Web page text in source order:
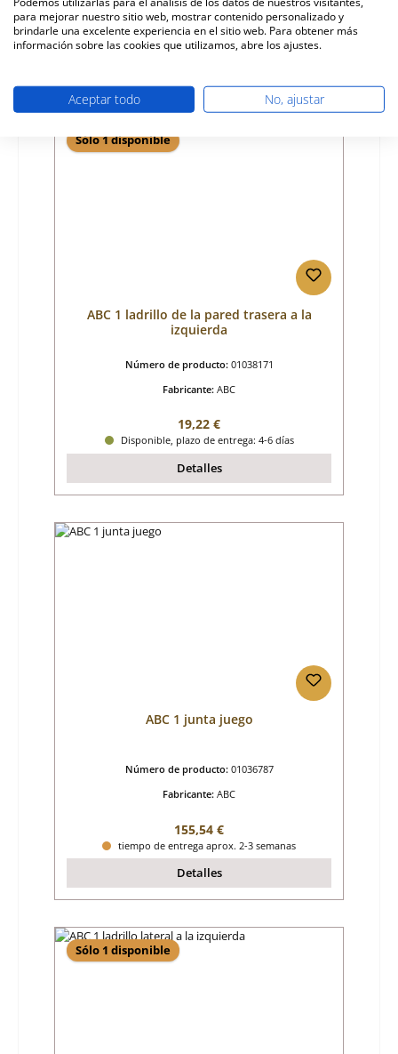
Precio normal:
19,22 €
Disponible, plazo de entrega: 4-6 días
Sólo 1 disponible
ABC 1 ladrillo de la pared trasera a la
izquierda
Número de producto: 01038171
Fabricante: ABC
Precio normal:
19,22 €
Disponible, plazo de entrega: 4-6 días
Detalles
ABC 1 junta juego
Número de producto: 01036787
Fabricante: ABC
Precio normal:
155,54 €
tiempo de entrega aprox. 2-3 semanas
Detalles
Sólo 1 disponible
para mejorar nuestro sitio web, mostrar contenido personalizado y
brindarle una excelente experiencia en el sitio web. Para obtener más
información sobre las cookies que utilizamos, abre los ajustes.
Aceptar todo No, ajustar